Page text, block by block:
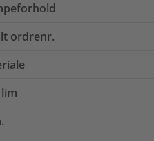
ordrenr.